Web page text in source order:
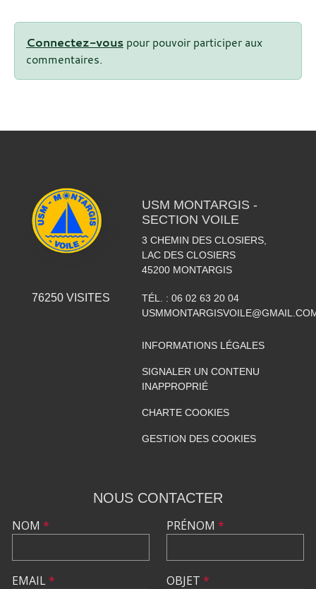
Connectez-vous pour pouvoir participer aux
commentaires.
76250VISITES
USM MONTARGIS -
SECTION VOILE
3 CHEMIN DES CLOSIERS,
LAC DES CLOSIERS
45200 MONTARGIS
TÉL. : 06 02 63 20 04
INFORMATIONS LÉGALES
SIGNALER UN CONTENU
INAPPROPRIÉ
CHARTE COOKIES
GESTION DES COOKIES
NOUS CONTACTER
NOM *
EMAIL*
PRÉNOM *
OBJET *